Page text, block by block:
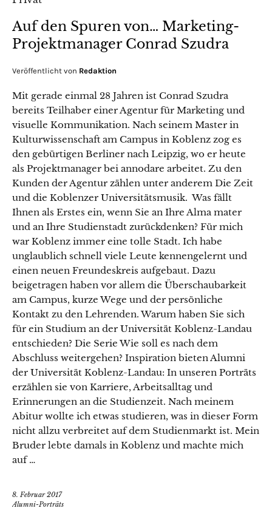
Auf den Spuren von… Marketing-
Projektmanager Conrad Szudra
Veröffentlicht von Redaktion
Mit gerade einmal 28 Jahren ist Conrad Szudra
bereits Teilhaber einer Agentur für Marketing und
visuelle Kommunikation. Nach seinem Master in
Kulturwissenschaft am Campus in Koblenz zog es
den gebürtigen Berliner nach Leipzig, wo er heute
als Projektmanager bei annodare arbeitet. Zu den
Kunden der Agentur zählen unter anderem Die Zeit
und die Koblenzer Universitätsmusik. Was fällt
Ihnen als Erstes ein, wenn Sie an Ihre Alma mater
und an Ihre Studienstadt zurückdenken? Für mich
war Koblenz immer eine tolle Stadt. Ich habe
unglaublich schnell viele Leute kennengelernt und
einen neuen Freundeskreis aufgebaut. Dazu
beigetragen haben vor allem die Überschaubarkeit
am Campus, kurze Wege und der persönliche
Kontakt zu den Lehrenden. Warum haben Sie sich
für ein Studium an der Universität Koblenz-Landau
entschieden? Die Serie Wie soll es nach dem
Abschluss weitergehen? Inspiration bieten Alumni
der Universität Koblenz-Landau: In unseren Porträts
erzählen sie von Karriere, Arbeitsalltag und
Erinnerungen an die Studienzeit. Nach meinem
Abitur wollte ich etwas studieren, was in dieser Form
nicht allzu verbreitet auf dem Studienmarkt ist. Mein
Bruder lebte damals in Koblenz und machte mich
auf …
8. Februar 2017
Alumni-Porträts